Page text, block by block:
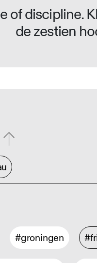
of discipline.
de zestien
#groningen